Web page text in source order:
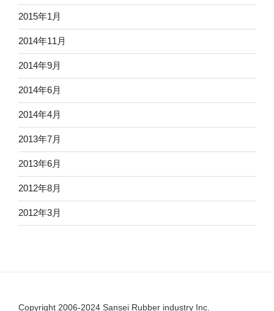
2015年1月
2014年11月
2014年9月
2014年6月
2014年4月
2013年7月
2013年6月
2012年8月
2012年3月
Copyright 2006-2024 Sansei Rubber industry Inc.